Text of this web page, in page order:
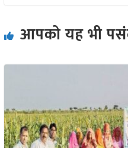
आपको यह भी